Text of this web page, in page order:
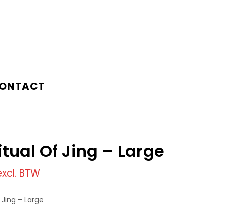
Of Jing – Large
BTW
– Large